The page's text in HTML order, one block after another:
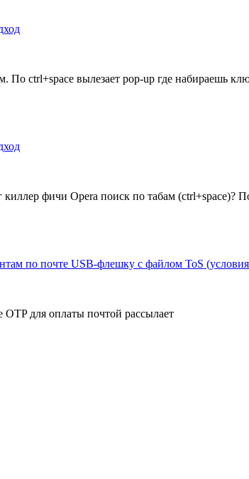
По ctrl+space вылезает pop-up где набираешь
киллер фичи Opera поиск по табам (ctrl+space)?
по почте USB-флешку с файлом ToS
для оплаты почтой рассылает